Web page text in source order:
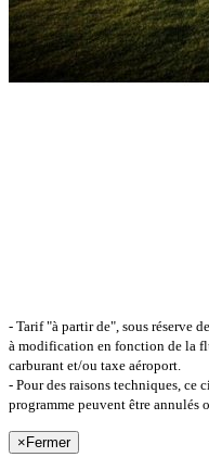
- Tarif "à partir de", sous réserve
à modification en fonction de la
carburant et/ou taxe aéroport.
- Pour des raisons techniques, ce
programme peuvent être annulés
× Fermer